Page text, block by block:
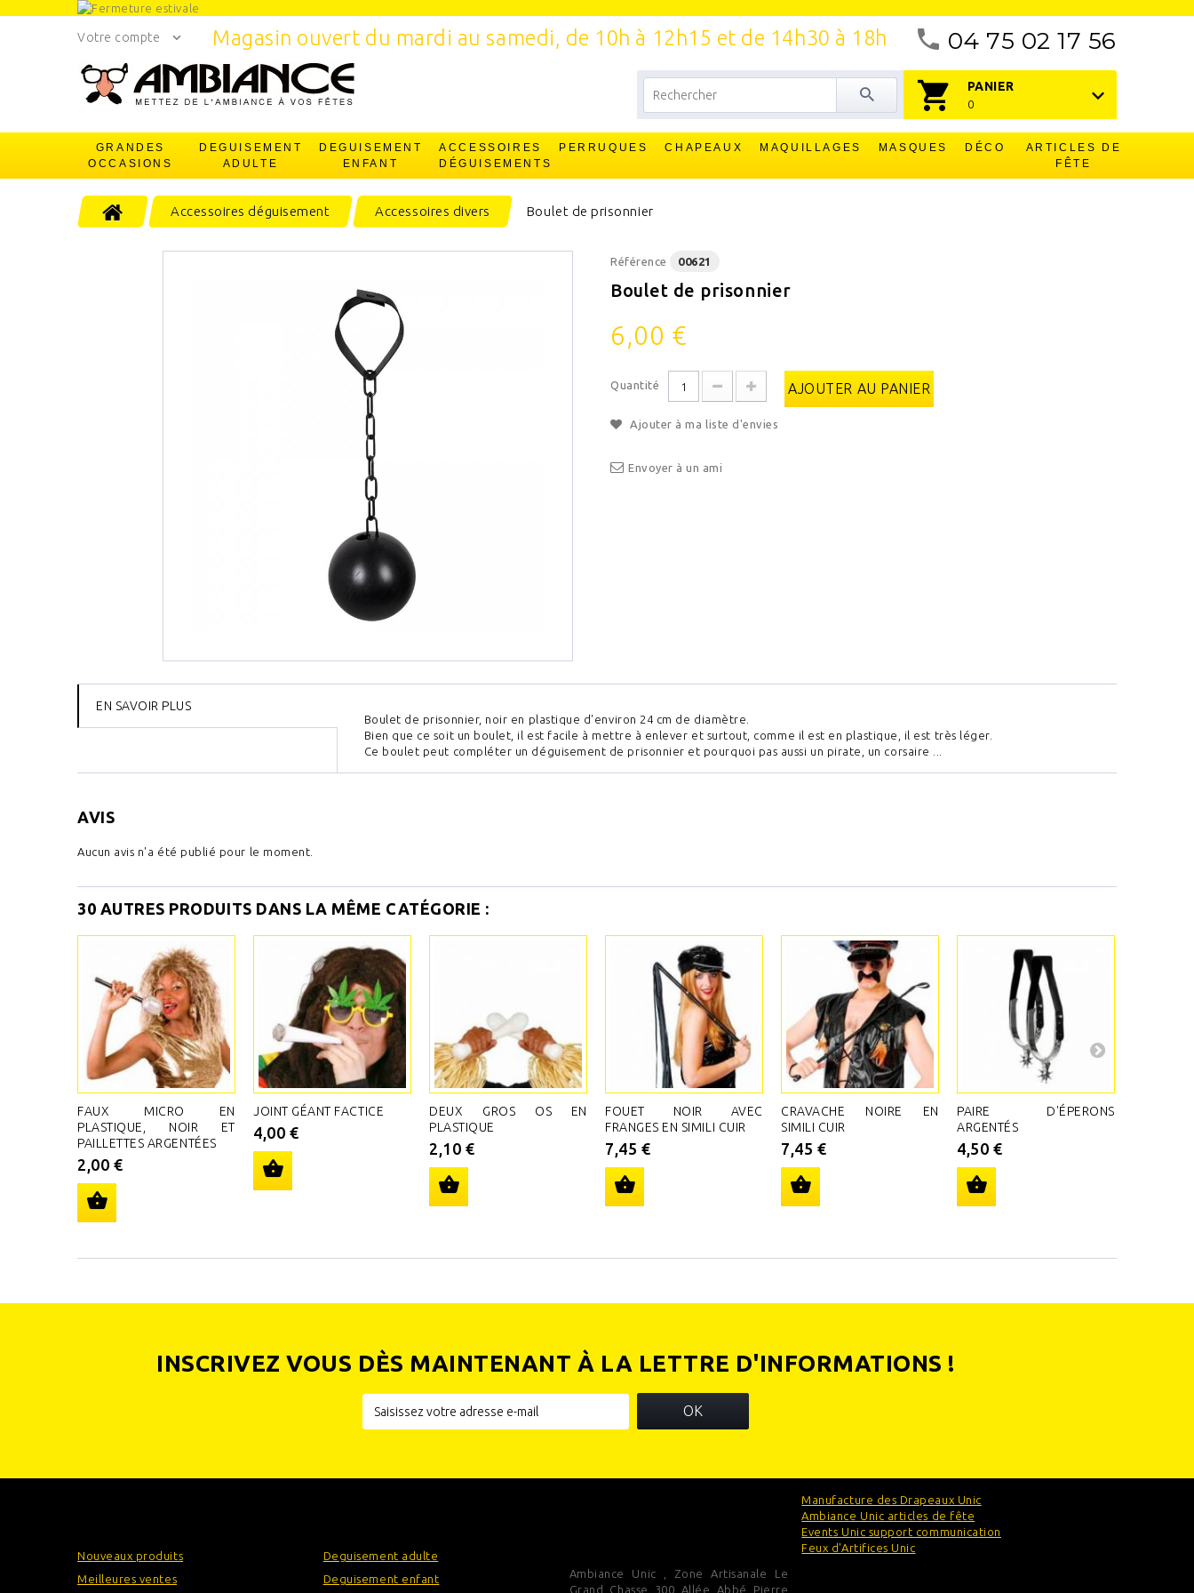
04 75 02 17 56
Votre compte Magasin ouvert du mardi au samedi, de 10h à 12h15 et de 14h30 à 18h
PANIER
0
GRANDES
OCCASIONS
DEGUISEMENT
ADULTE
DEGUISEMENT
ENFANT
ACCESSOIRES
DÉGUISEMENTS
PERRUQUES CHAPEAUX MAQUILLAGES MASQUES DÉCO
ARTICLES DE
FÊTE
Accessoires déguisement Accessoires divers Boulet de prisonnier
Référence 00621
Boulet de prisonnier
6,00 €
Quantité AJOUTER AU PANIER
Ajouter à ma liste d'envies
Envoyer à un ami
EN SAVOIR PLUS
Boulet de prisonnier, noir en plastique d'environ 24 cm de diamètre.
Bien que ce soit un boulet, il est facile à mettre à enlever et surtout, comme il est en plastique, il est très léger.
Ce boulet peut compléter un déguisement de prisonnier et pourquoi pas aussi un pirate, un corsaire ...
AVIS
Aucun avis n'a été publié pour le moment.
30 AUTRES PRODUITS DANS LA MÊME CATÉGORIE :
FAUX MICRO EN
PLASTIQUE, NOIR ET
PAILLETTES ARGENTÉES
2,00 €
JOINT GÉANT FACTICE
4,00 €
DEUX GROS OS EN
PLASTIQUE
2,10 €
FOUET NOIR AVEC
FRANGES EN SIMILI CUIR
7,45 €
CRAVACHE NOIRE EN
SIMILI CUIR
7,45 €
PAIRE D'ÉPERONS
ARGENTÉS
4,50 €
INSCRIVEZ VOUS DÈS MAINTENANT À LA LETTRE D'INFORMATIONS !
OK
Nouveaux produits
Meilleures ventes
Deguisement adulte
Deguisement enfant
Ambiance Unic , Zone Artisanale Le
Grand Chasse 300 Allée Abbé Pierre
Manufacture des Drapeaux Unic
Ambiance Unic articles de fête
Events Unic support communication
Feux d'Artifices Unic